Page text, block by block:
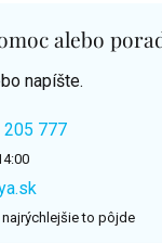
alebo
napíšte.
205 777
to pôjde